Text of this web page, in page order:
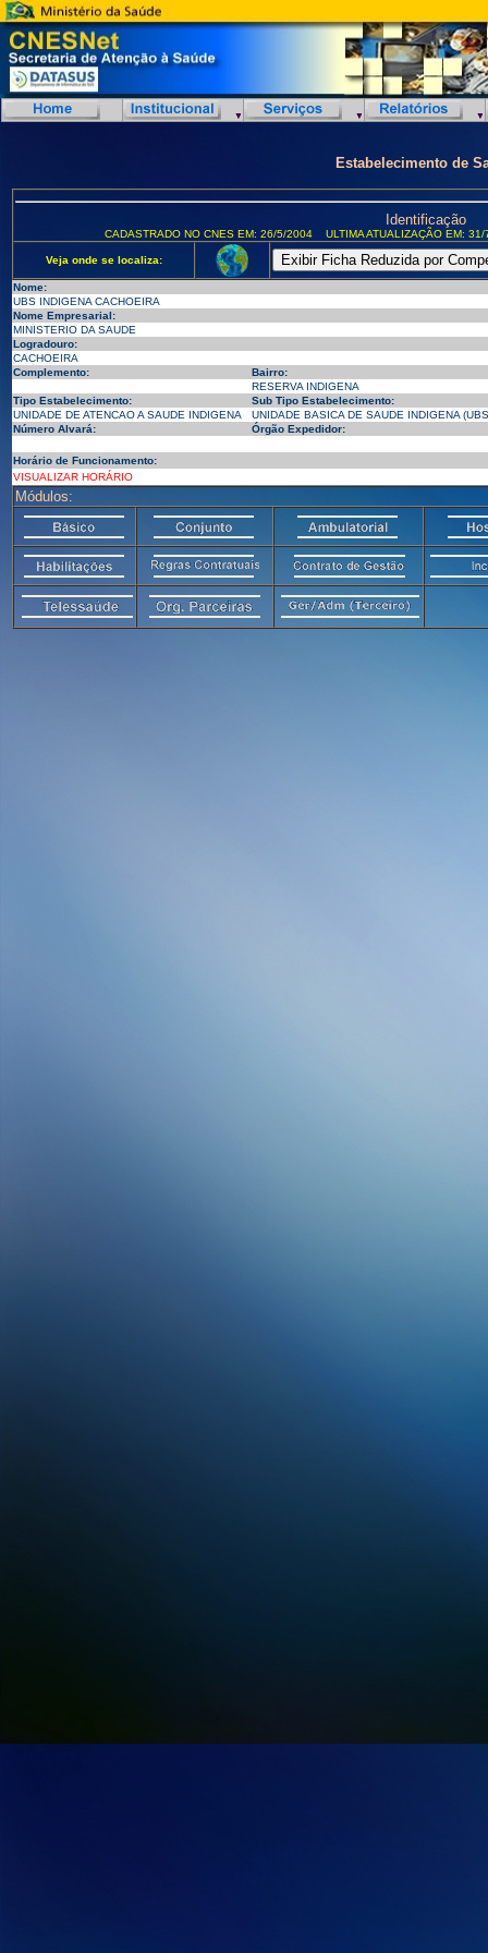
Estabelecimento de
Identificação
CADASTRADO NO CNES EM: 26/5/2004 ULTIMA ATUALIZAÇÃO EM:
Veja onde se localiza:
Nome:
UBS INDIGENA CACHOEIRA
Nome Empresarial:
MINISTERIO DA SAUDE
Logradouro:
CACHOEIRA
Complemento:
Bairro:
RESERVA INDIGENA
Tipo Estabelecimento:
Sub Tipo Estabelecimento:
UNIDADE DE ATENCAO A SAUDE INDIGENA
UNIDADE BASICA DE SAUDE INDIGENA
Número Alvará:
Órgão Expedidor:
Horário de Funcionamento:
VISUALIZAR HORÁRIO
Módulos: